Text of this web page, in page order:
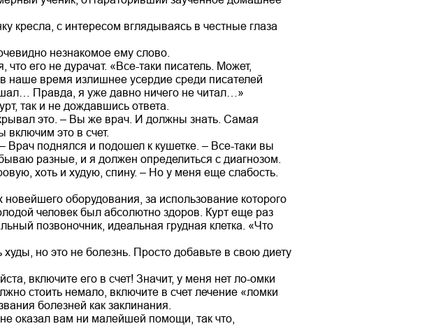
кресла, с интересом вглядываясь в честные глаза
незнакомое ему слово.
его не дурачат. «Все-таки писатель. Может,
наше время излишнее усердие среди писателей
Правда, я уже давно ничего не читал…»
так и не дождавшись ответа.
это. – Вы же врач. И должны знать. Самая
это в счет.
Врач поднялся и подошел к кушетке. – Все-таки вы
разные, и я должен определиться с диагнозом.
хоть и худую, спину. – Но у меня еще слабость.
оборудования, за использование которого
человек был абсолютно здоров. Курт еще раз
позвоночник, идеальная грудная клетка. «Что
но это не болезнь. Просто добавьте в свою диету
включите его в счет! Значит, у меня нет ло-омки
стоить немало, включите в счет лечение «ломки
болезней как заклинания.
оказал вам ни малейшей помощи, так что,